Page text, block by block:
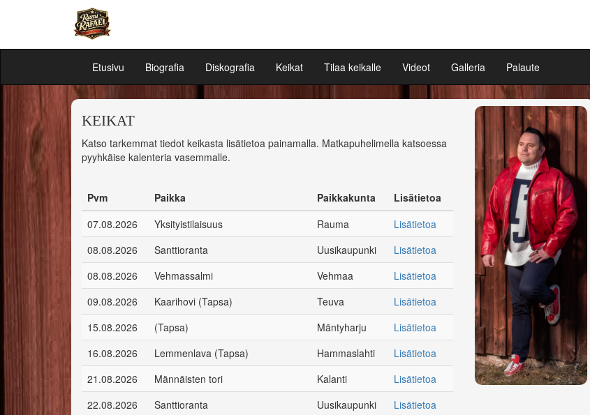
Etusivu Biografia Diskografia Keikat Tilaa keikalle Videot Galleria Palaute
KEIKAT
Katso tarkemmat tiedot keikasta lisätietoa painamalla. Matkapuhelimella katsoessa
pyyhkäise kalenteria vasemmalle.
Pvm Paikka Paikkakunta
Lisätietoa
07.08.2026
Yksityistilaisuus Rauma
Lisätietoa
08.08.2026
Santtioranta Uusikaupunki
Lisätietoa
08.08.2026
Vehmassalmi Vehmaa
Lisätietoa
09.08.2026
Kaarihovi (Tapsa) Teuva
Lisätietoa
15.08.2026
(Tapsa) Mäntyharju
Lisätietoa
16.08.2026
Lemmenlava (Tapsa) Hammaslahti
Lisätietoa
21.08.2026
Männäisten tori Kalanti
Lisätietoa
22.08.2026
Santtioranta Uusikaupunki
Lisätietoa